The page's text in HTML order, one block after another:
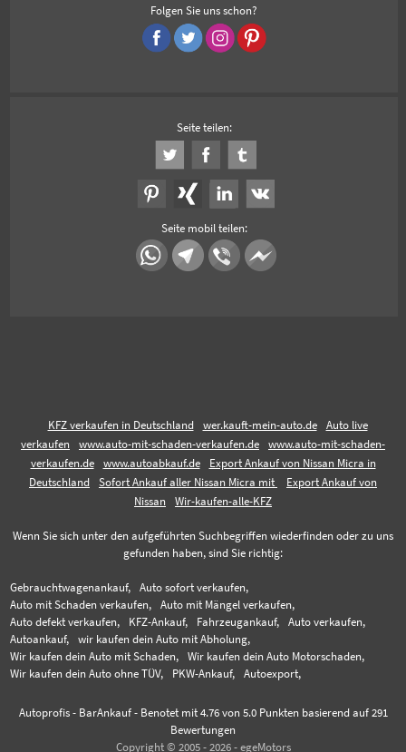
Folgen Sie uns schon?
Seite teilen:
Seite mobil teilen:
KFZ verkaufen in Deutschland wer.kauft-mein-auto.de
Auto live
verkaufen
www.auto-mit-schaden-verkaufen.de
www.auto-mit-schaden-
verkaufen.de
www.autoabkauf.de
Export Ankauf von Nissan Micra in
Deutschland
Sofort Ankauf aller Nissan Micra mit
Export Ankauf von
Nissan
Wir-kaufen-alle-KFZ
Wenn Sie sich unter den aufgeführten Suchbegriffen wiederfinden oder zu uns
gefunden haben, sind Sie richtig:
Gebrauchtwagenankauf,
Auto sofort verkaufen,
Auto mit Schaden verkaufen,
Auto mit Mängel verkaufen,
Auto defekt verkaufen,
KFZ-Ankauf, Fahrzeugankauf,
Auto verkaufen,
Autoankauf,
wir kaufen dein Auto mit Abholung,
Wir kaufen dein Auto mit Schaden,
Wir kaufen dein Auto Motorschaden,
Wir kaufen dein Auto ohne TÜV,
PKW-Ankauf, Autoexport,
Autoprofis - BarAnkauf- Benotet mit 4.76von 5.0 Punkten basierend auf 291
Bewertungen
Copyright © 2005 - 2026 - egeMotors